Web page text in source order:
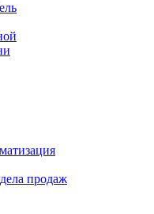
продаж